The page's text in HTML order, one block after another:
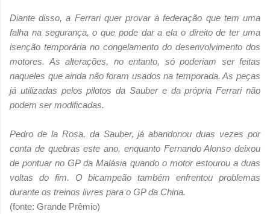
Diante disso, a Ferrari quer provar à federação que tem uma
falha na segurança, o que pode dar a ela o direito de ter uma
isenção temporária no congelamento do desenvolvimento dos
motores. As alterações, no entanto, só poderiam ser feitas
naqueles que ainda não foram usados na temporada. As peças
já utilizadas pelos pilotos da Sauber e da própria Ferrari não
podem ser modificadas.
Pedro de la Rosa, da Sauber, já abandonou duas vezes por
conta de quebras este ano, enquanto Fernando Alonso deixou
de pontuar no GP da Malásia quando o motor estourou a duas
voltas do fim. O bicampeão também enfrentou problemas
durante os treinos livres para o GP da China.
(fonte: Grande Prêmio)